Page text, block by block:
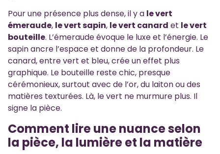
Pour une présence plus dense, il y a le vert
émeraude, le vert sapin, le vert canard et le vert
bouteille. L’émeraude évoque le luxe et l’énergie. Le
sapin ancre l’espace et donne de la profondeur. Le
canard, entre vert et bleu, crée un effet plus
graphique. Le bouteille reste chic, presque
cérémonieux, surtout avec de l’or, du laiton ou des
matières texturées. Là, le vert ne murmure plus. Il
signe la pièce.
Comment lire une nuance selon
la pièce, la lumière et la matière